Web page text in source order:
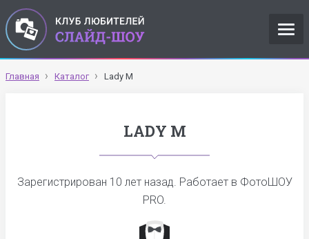
Главная Каталог Lady M
LADY M
Зарегистрирован 10 лет назад. Работает в ФотоШОУ
PRO.